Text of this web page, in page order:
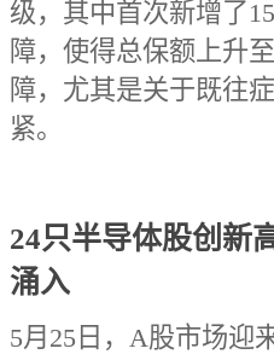
级，其中首次新增了
障，使得总保额上升
障，尤其是关于既往
紧。
24只半导体股创新
涌入
5月25日，A股市场迎